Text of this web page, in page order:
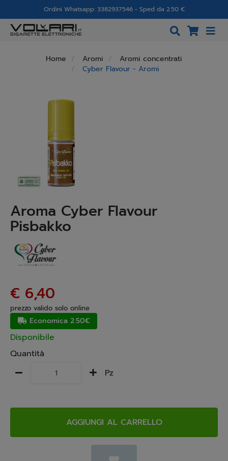
Ordini Whatsapp: 3382937546 - Sped da 2.50 €
Home Aromi
Aromi concentrati
Cyber Flavour - Aromi
Aroma Cyber Flavour
Pisbakko
€ 6,40
prezzo valido solo online
Economica 2.50€
Disponibile
Quantità
Pz
AGGIUNGI AL CARRELLO